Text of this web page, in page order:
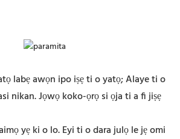
labẹ awọn ipo iṣẹ ti o yatọ; Alaye ti o
nikan. Jọwọ koko-ọrọ si ọja ti a fi jiṣẹ
yẹ ki o lo. Eyi ti o dara julọ le jẹ omi